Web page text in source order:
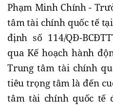
Phạm Minh Chính -
tâm tài chính quốc tế
định số 114/QĐ-
qua Kế hoạch hành
Trung tâm tài chính
tiêu trọng tâm là đến
tâm tài chính quốc tế